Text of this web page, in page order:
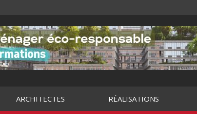
ARCHITECTES RÉALISATIONS